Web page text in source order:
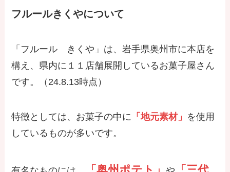
フルールきくやについて
「フルール きくや」は、岩手県奥州市に本店を
構え、県内に１１店舗展開しているお菓子屋さん
です。（24.8.13時点）
特徴としては、お菓子の中に 「地元素材」 を使用
しているものが多いです。